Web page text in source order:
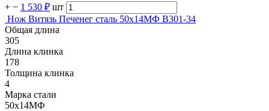
+ − 1 530 ₽ шт
Нож Витязь Печенег cталь 50х14МФ B301-34
Общая длина
305
Длина клинка
178
Толщина клинка
4
Марка стали
50х14МФ